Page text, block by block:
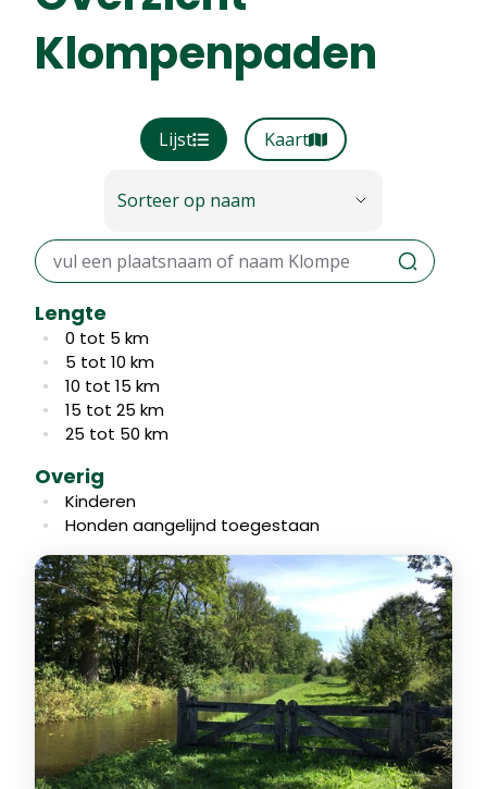
Klompenpaden
Lijst Kaart
Sorteer op naam
Lengte
0 tot 5 km
5 tot 10 km
10 tot 15 km
15 tot 25 km
25 tot 50 km
Overig
Kinderen
Honden aangelijnd toegestaan